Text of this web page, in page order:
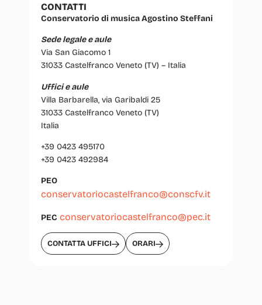
CONTATTI
Conservatorio di musica Agostino Steffani
Sede legale e aule
Via San Giacomo 1
31033 Castelfranco Veneto (TV) – Italia
Uffici e aule
Villa Barbarella, via Garibaldi 25
31033 Castelfranco Veneto (TV)
Italia
+39 0423 495170
+39 0423 492984
PEO
conservatoriocastelfranco@conscfv.it
PEC conservatoriocastelfranco@pec.it
CONTATTA UFFICI ORARI